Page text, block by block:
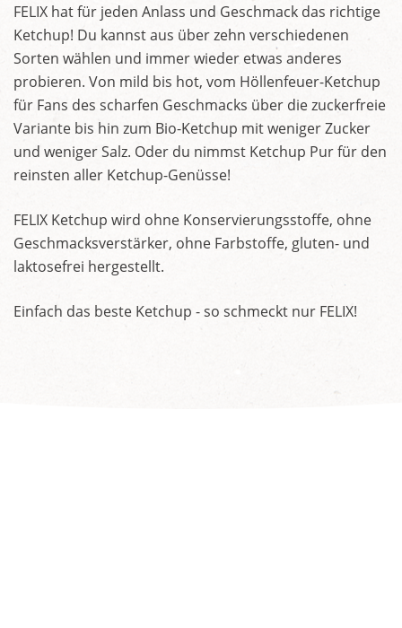
FELIX hat für jeden Anlass und Geschmack das richtige
Ketchup! Du kannst aus über zehn verschiedenen
Sorten wählen und immer wieder etwas anderes
probieren. Von mild bis hot, vom Höllenfeuer-Ketchup
für Fans des scharfen Geschmacks über die zuckerfreie
Variante bis hin zum Bio-Ketchup mit weniger Zucker
und weniger Salz. Oder du nimmst Ketchup Pur für den
reinsten aller Ketchup-Genüsse!
FELIX Ketchup wird ohne Konservierungsstoffe, ohne
Geschmacksverstärker, ohne Farbstoffe, gluten- und
laktosefrei hergestellt.
Einfach das beste Ketchup - so schmeckt nur FELIX!